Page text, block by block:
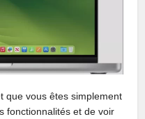
que vous êtes simplement
fonctionnalités et de voir